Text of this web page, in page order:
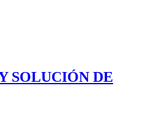
SOLUCIÓN DE